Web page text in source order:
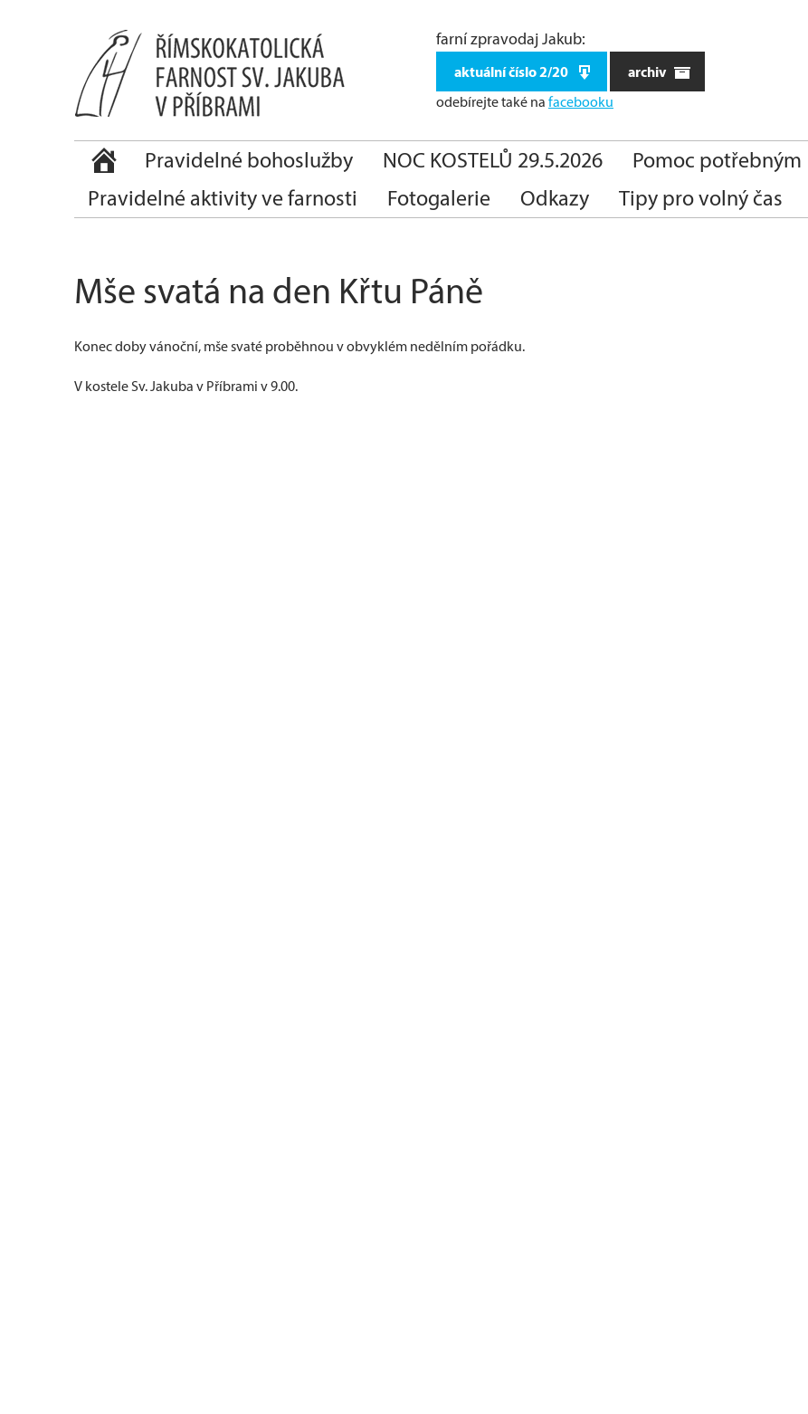
farní zpravodaj Jakub:
aktuální číslo 2/20 archiv
odebírejte také na facebooku
Pravidelné bohoslužby NOC KOSTELŮ 29.5.2026 Pomoc potřebným
Pravidelné aktivity ve farnosti
Fotogalerie Odkazy Tipy pro volný čas
Mše svatá na den Křtu Páně
Konec doby vánoční, mše svaté proběhnou v obvyklém nedělním pořádku.
V kostele Sv. Jakuba v Příbrami v 9.00.